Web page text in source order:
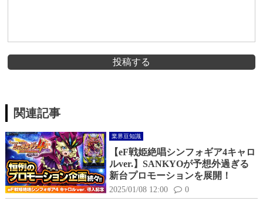
投稿する
関連記事
業界豆知識
【eF戦姫絶唱シンフォギア4キャロ
ルver.】SANKYOが予想外過ぎる
新台プロモーションを展開！
2025/01/08 12:00 0